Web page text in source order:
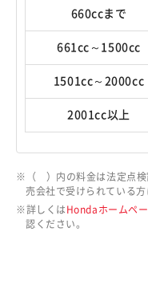
660ccまで
661cc～1500cc
1501cc～2000cc
2001cc以上
（ ）内の料金は法定点
売会社で受けられている方
詳しくは Hondaホームペ
認ください。